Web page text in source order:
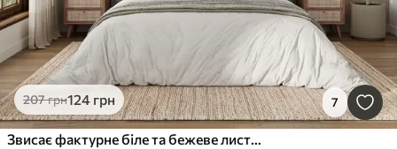
207грн124 грн 7
Звисає фактурне біле та бежеве листя з м'якою кольоровою палітрою, персикове, сіре та біле ніжне тло